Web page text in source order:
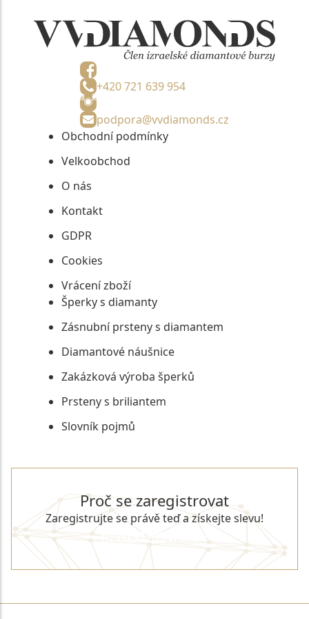
+420 721 639 954
podpora@vvdiamonds.cz
Obchodní podmínky
Velkoobchod
O nás
Kontakt
GDPR
Cookies
Vrácení zboží
Šperky s diamanty
Zásnubní prsteny s diamantem
Diamantové náušnice
Zakázková výroba šperků
Prsteny s briliantem
Slovník pojmů
Proč se zaregistrovat
Zaregistrujte se právě teď a získejte slevu!
REGISTROVAT SE